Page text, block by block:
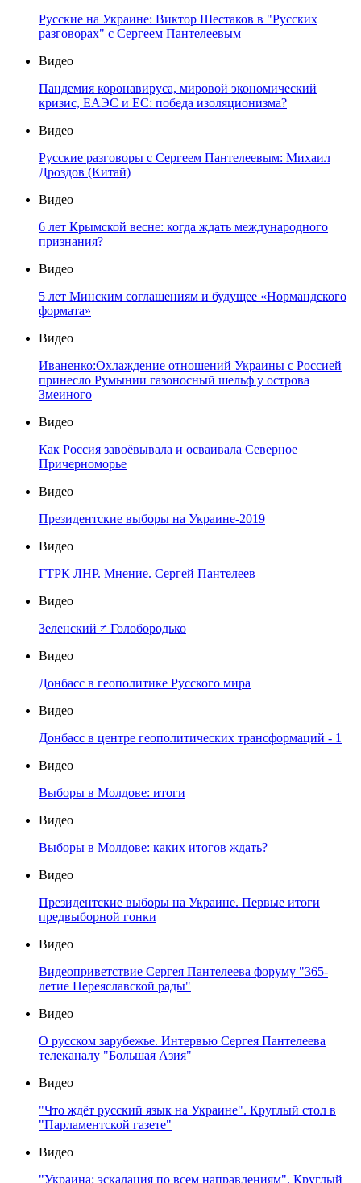
Русские на Украине: Виктор Шестаков в "Русских
разговорах" с Сергеем Пантелеевым
Видео
Пандемия коронавируса, мировой экономический
кризис, ЕАЭС и ЕС: победа изоляционизма?
Видео
Русские разговоры с Сергеем Пантелеевым: Михаил
Дроздов (Китай)
Видео
6 лет Крымской весне: когда ждать международного
признания?
Видео
5 лет Минским соглашениям и будущее «Нормандского
формата»
Видео
Иваненко:Охлаждение отношений Украины с Россией
принесло Румынии газоносный шельф у острова
Змеиного
Видео
Как Россия завоёвывала и осваивала Северное
Причерноморье
Видео
Президентские выборы на Украине-2019
Видео
ГТРК ЛНР. Мнение. Сергей Пантелеев
Видео
Зеленский ≠ Голобородько
Видео
Донбасс в геополитике Русского мира
Видео
Донбасс в центре геополитических трансформаций - 1
Видео
Выборы в Молдове: итоги
Видео
Выборы в Молдове: каких итогов ждать?
Видео
Президентские выборы на Украине. Первые итоги
предвыборной гонки
Видео
Видеоприветствие Сергея Пантелеева форуму "365-
летие Переяславской рады"
Видео
О русском зарубежье. Интервью Сергея Пантелеева
телеканалу "Большая Азия"
Видео
"Что ждёт русский язык на Украине". Круглый стол в
"Парламентской газете"
Видео
"Украина: эскалация по всем направлениям". Круглый